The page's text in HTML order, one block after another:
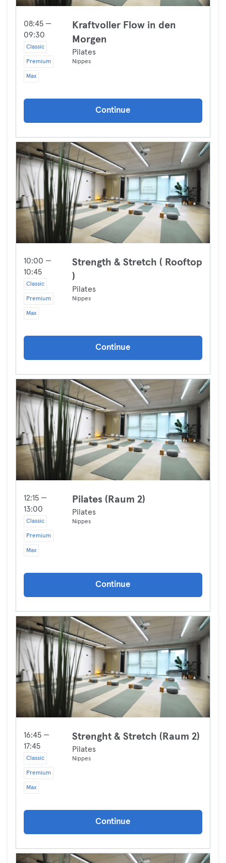
08:45 —
09:30
Classic
Premium
Max
Kraftvoller Flow in den
Morgen
Pilates
Nippes
Continue
10:00 —
10:45
Classic
Premium
Max
Strength & Stretch ( Rooftop
)
Pilates
Nippes
Continue
12:15 —
13:00
Classic
Premium
Max
Pilates (Raum 2)
Pilates
Nippes
Continue
16:45 —
17:45
Classic
Premium
Max
Strenght & Stretch (Raum 2)
Pilates
Nippes
Continue